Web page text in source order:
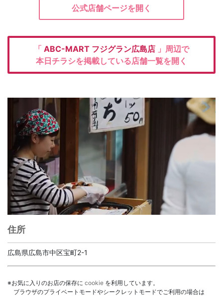
公式店舗ページを開く
「 ABC-MART フジグラン広島店 」周辺で
本日チラシを掲載している店舗一覧を開く
住所
広島県広島市中区宝町2-1
※お気に入りのお店の保存に cookie を利用しています。
ブラウザのプライベートモードやシークレットモードでご利用の場合は